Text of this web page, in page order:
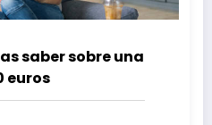
saber sobre una
euros